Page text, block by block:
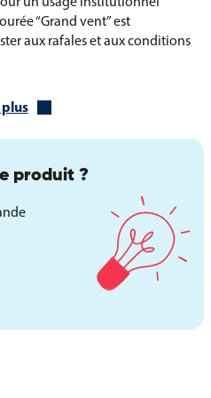
“Grand vent” est
aux rafales et aux conditions
pour les zones venteuses
à la hauteur de vos mâts
et des événements officiels
sont disponibles sur devis.
produit ?